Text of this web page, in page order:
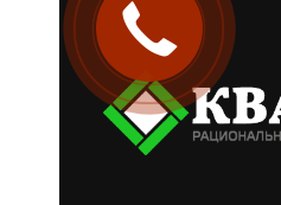
Закажите
звонок